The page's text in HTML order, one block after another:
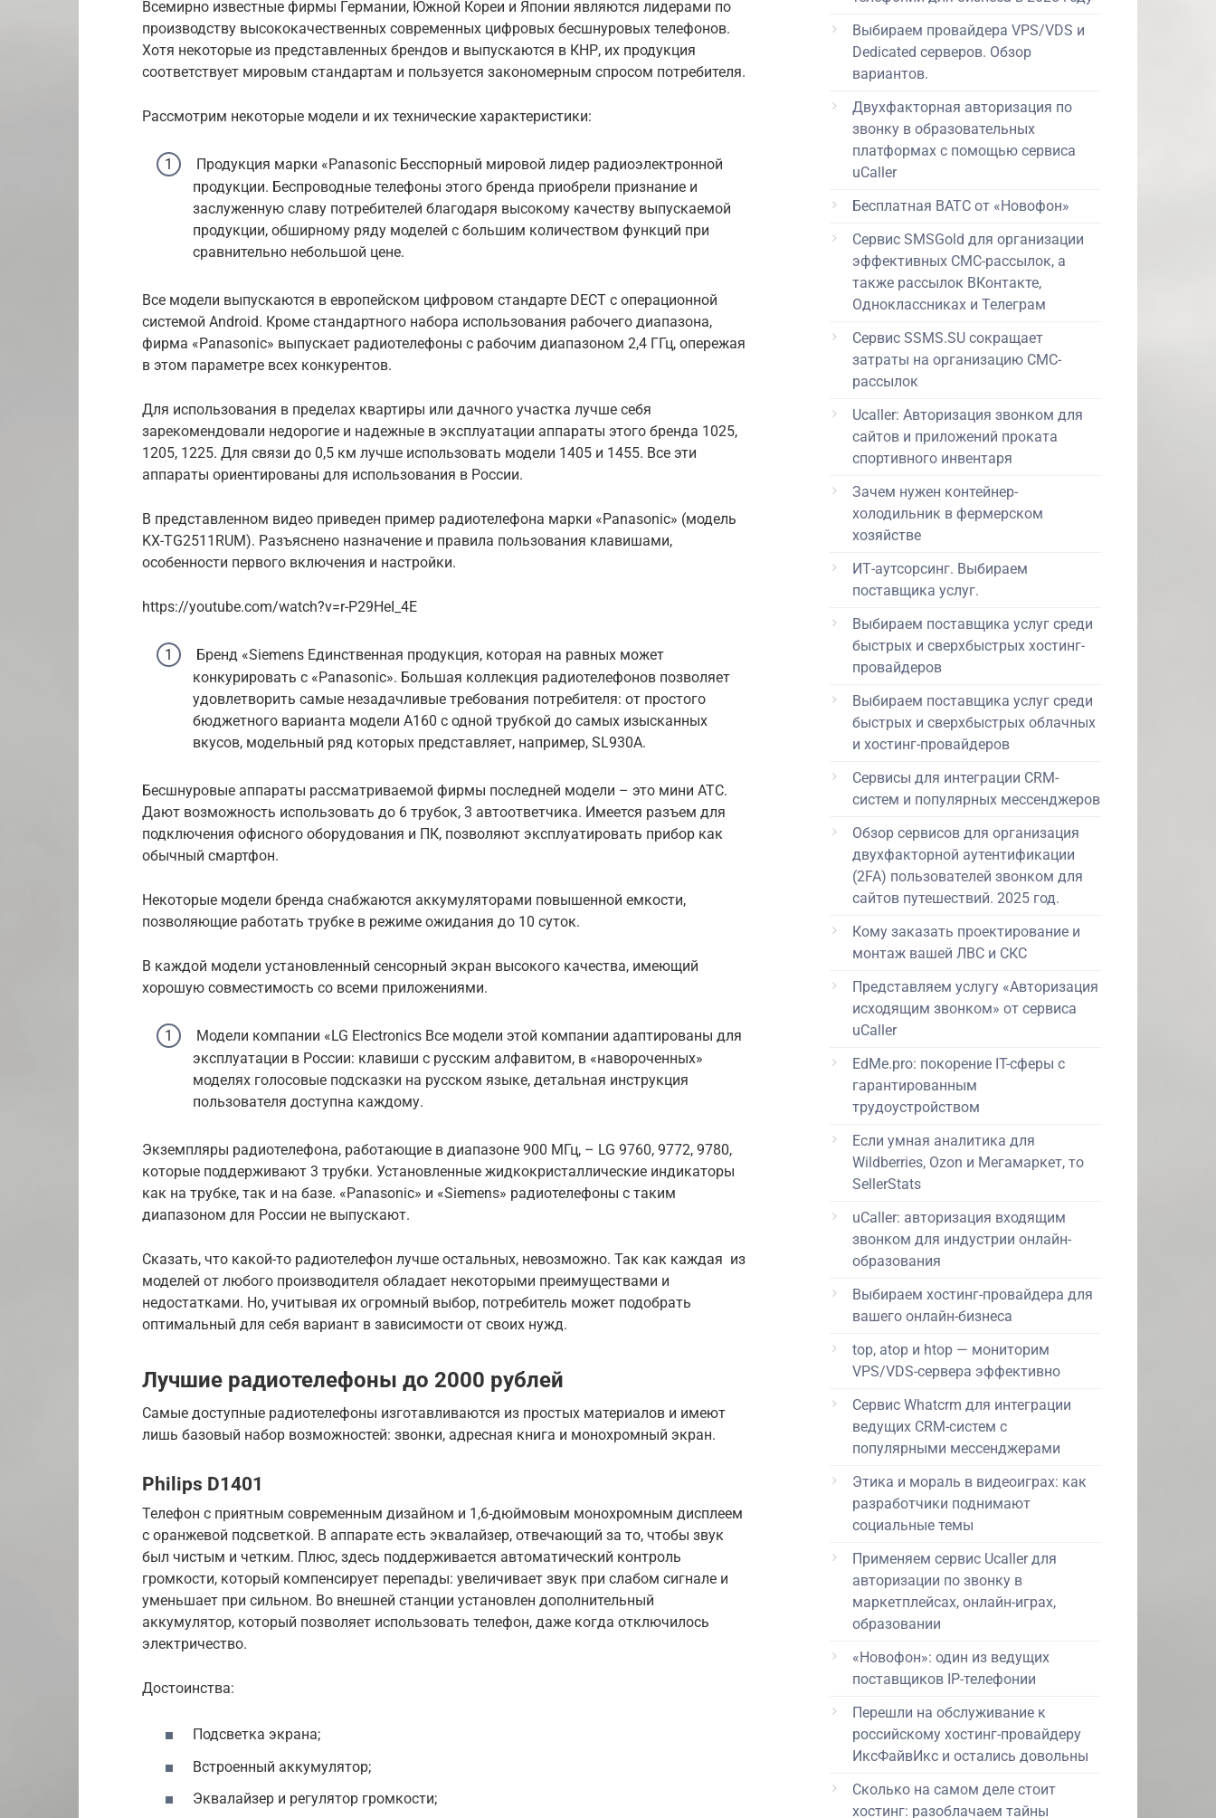
Всемирно известные фирмы Германии, Южной Кореи и Японии являются лидерами по
производству высококачественных современных цифровых бесшнуровых телефонов.
Хотя некоторые из представленных брендов и выпускаются в КНР, их продукция
соответствует мировым стандартам и пользуется закономерным спросом потребителя.
Рассмотрим некоторые модели и их технические характеристики:
Продукция марки «Panasonic Бесспорный мировой лидер радиоэлектронной
продукции. Беспроводные телефоны этого бренда приобрели признание и
заслуженную славу потребителей благодаря высокому качеству выпускаемой
продукции, обширному ряду моделей с большим количеством функций при
сравнительно небольшой цене.
Все модели выпускаются в европейском цифровом стандарте DECT с операционной
системой Android. Кроме стандартного набора использования рабочего диапазона,
фирма «Panasonic» выпускает радиотелефоны с рабочим диапазоном 2,4 ГГц, опережая
в этом параметре всех конкурентов.
Для использования в пределах квартиры или дачного участка лучше себя
зарекомендовали недорогие и надежные в эксплуатации аппараты этого бренда 1025,
1205, 1225. Для связи до 0,5 км лучше использовать модели 1405 и 1455. Все эти
аппараты ориентированы для использования в России.
В представленном видео приведен пример радиотелефона марки «Panasonic» (модель
KX-TG2511RUM). Разъяснено назначение и правила пользования клавишами,
особенности первого включения и настройки.
https://youtube.com/watch?v=r-P29HeI_4E
Бренд «Siemens Единственная продукция, которая на равных может
конкурировать с «Panasonic». Большая коллекция радиотелефонов позволяет
удовлетворить самые незадачливые требования потребителя: от простого
бюджетного варианта модели А160 с одной трубкой до самых изысканных
вкусов, модельный ряд которых представляет, например, SL930А.
Бесшнуровые аппараты рассматриваемой фирмы последней модели – это мини АТС.
Дают возможность использовать до 6 трубок, 3 автоответчика. Имеется разъем для
подключения офисного оборудования и ПК, позволяют эксплуатировать прибор как
обычный смартфон.
Некоторые модели бренда снабжаются аккумуляторами повышенной емкости,
позволяющие работать трубке в режиме ожидания до 10 суток.
В каждой модели установленный сенсорный экран высокого качества, имеющий
хорошую совместимость со всеми приложениями.
Модели компании «LG Electronics Все модели этой компании адаптированы для
эксплуатации в России: клавиши с русским алфавитом, в «навороченных»
моделях голосовые подсказки на русском языке, детальная инструкция
пользователя доступна каждому.
Экземпляры радиотелефона, работающие в диапазоне 900 МГц, – LG 9760, 9772, 9780,
которые поддерживают 3 трубки. Установленные жидкокристаллические индикаторы
как на трубке, так и на базе. «Panasonic» и «Siemens» радиотелефоны с таким
диапазоном для России не выпускают.
Сказать, что какой-то радиотелефон лучше остальных, невозможно. Так как каждая из
моделей от любого производителя обладает некоторыми преимуществами и
недостатками. Но, учитывая их огромный выбор, потребитель может подобрать
оптимальный для себя вариант в зависимости от своих нужд.
Лучшие радиотелефоны до 2000 рублей
Самые доступные радиотелефоны изготавливаются из простых материалов и имеют
лишь базовый набор возможностей: звонки, адресная книга и монохромный экран.
Philips D1401
Телефон с приятным современным дизайном и 1,6-дюймовым монохромным дисплеем
с оранжевой подсветкой. В аппарате есть эквалайзер, отвечающий за то, чтобы звук
был чистым и четким. Плюс, здесь поддерживается автоматический контроль
громкости, который компенсирует перепады: увеличивает звук при слабом сигнале и
уменьшает при сильном. Во внешней станции установлен дополнительный
аккумулятор, который позволяет использовать телефон, даже когда отключилось
электричество.
Достоинства:
Подсветка экрана;
Встроенный аккумулятор;
Эквалайзер и регулятор громкости;
Выбираем провайдера VPS/VDS и
Dedicated серверов. Обзор
вариантов.
Двухфакторная авторизация по
звонку в образовательных
платформах с помощью сервиса
uCaller
Бесплатная ВАТС от «Новофон»
Сервис SMSGold для организации
эффективных СМС-рассылок, а
также рассылок ВКонтакте,
Одноклассниках и Телеграм
Сервис SSMS.SU сокращает
затраты на организацию СМС-
рассылок
Ucaller: Авторизация звонком для
сайтов и приложений проката
спортивного инвентаря
Зачем нужен контейнер-
холодильник в фермерском
хозяйстве
ИТ-аутсорсинг. Выбираем
поставщика услуг.
Выбираем поставщика услуг среди
быстрых и сверхбыстрых хостинг-
провайдеров
Выбираем поставщика услуг среди
быстрых и сверхбыстрых облачных
и хостинг-провайдеров
Сервисы для интеграции CRM-
систем и популярных мессенджеров
Обзор сервисов для организация
двухфакторной аутентификации
(2FA) пользователей звонком для
сайтов путешествий. 2025 год.
Кому заказать проектирование и
монтаж вашей ЛВС и СКС
Представляем услугу «Авторизация
исходящим звонком» от сервиса
uCaller
EdMe.pro: покорение IT-сферы с
гарантированным
трудоустройством
Если умная аналитика для
Wildberries, Ozon и Мегамаркет, то
SellerStats
uCaller: авторизация входящим
звонком для индустрии онлайн-
образования
Выбираем хостинг-провайдера для
вашего онлайн-бизнеса
top, atop и htop — мониторим
VPS/VDS-сервера эффективно
Сервис Whatcrm для интеграции
ведущих CRM-систем с
популярными мессенджерами
Этика и мораль в видеоиграх: как
разработчики поднимают
социальные темы
Применяем сервис Ucaller для
авторизации по звонку в
маркетплейсах, онлайн-играх,
образовании
«Новофон»: один из ведущих
поставщиков IP-телефонии
Перешли на обслуживание к
российскому хостинг-провайдеру
ИксФайвИкс и остались довольны
Сколько на самом деле стоит
хостинг: разоблачаем тайны